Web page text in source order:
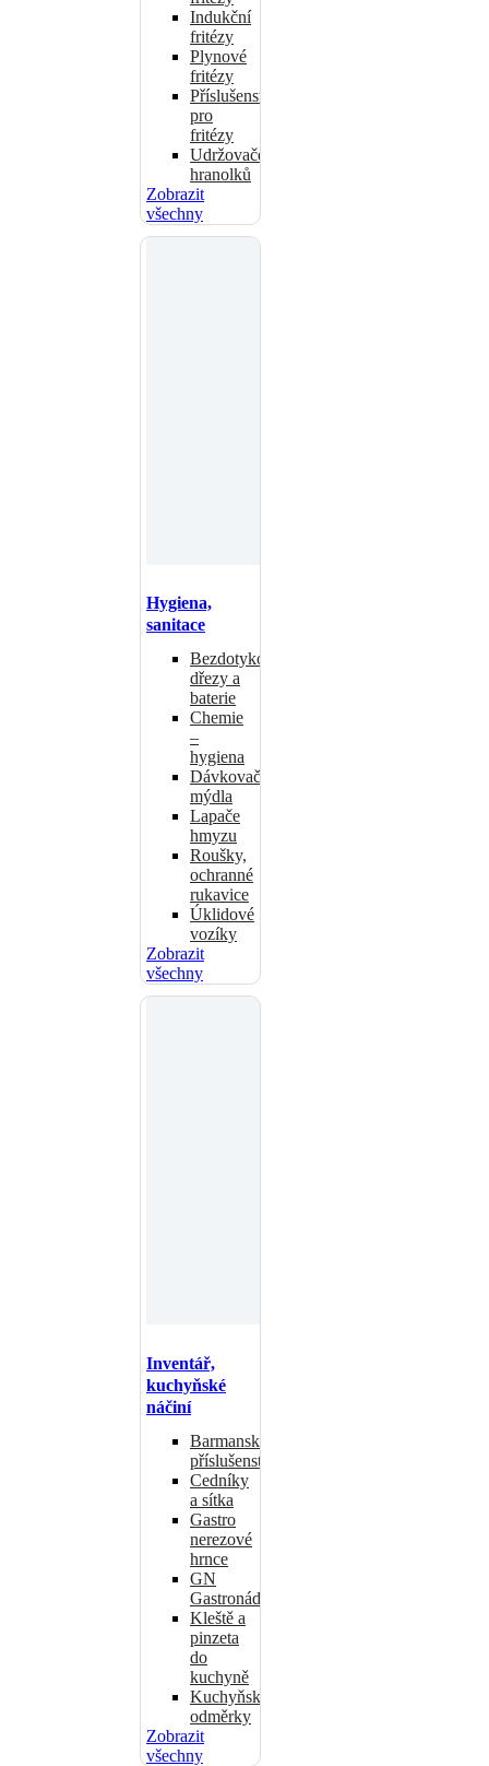
Indukční
fritézy
Plynové
fritézy
Příslušenství
pro
fritézy
Udržovače
hranolků
Zobrazit
všechny
Hygiena,
sanitace
Bezdotykové
dřezy a
baterie
Chemie
–
hygiena
Dávkovače
mýdla
Lapače
hmyzu
Roušky,
ochranné
rukavice
Úklidové
vozíky
Zobrazit
všechny
Inventář,
kuchyňské
náčiní
Barmanské
příslušenství
Cedníky
a sítka
Gastro
nerezové
hrnce
GN
Gastronádoby
Kleště a
pinzeta
do
kuchyně
Kuchyňské
odměrky
Zobrazit
všechny